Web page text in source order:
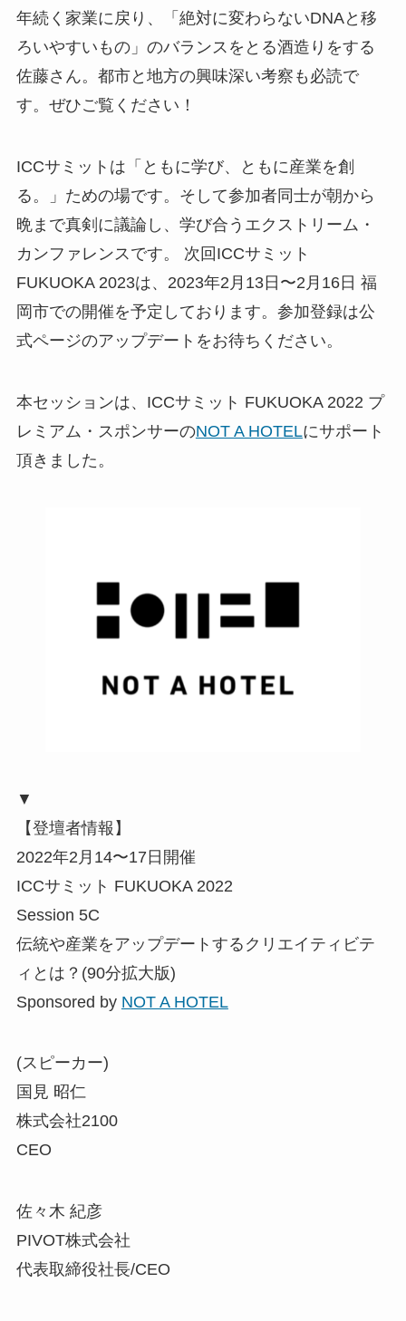
年続く家業に戻り、「絶対に変わらないDNAと移
ろいやすいもの」のバランスをとる酒造りをする
佐藤さん。都市と地方の興味深い考察も必読で
す。ぜひご覧ください！
ICCサミットは「ともに学び、ともに産業を創
る。」ための場です。そして参加者同士が朝から
晩まで真剣に議論し、学び合うエクストリーム・
カンファレンスです。 次回ICCサミット
FUKUOKA 2023は、2023年2月13日〜2月16日 福
岡市での開催を予定しております。参加登録は公
式ページのアップデートをお待ちください。
本セッションは、ICCサミット FUKUOKA 2022 プ
レミアム・スポンサーのNOT A HOTELにサポート
頂きました。
▼
【登壇者情報】
2022年2月14〜17日開催
ICCサミット FUKUOKA 2022
Session 5C
伝統や産業をアップデートするクリエイティビテ
ィとは？(90分拡大版)
Sponsored by NOT A HOTEL
(スピーカー)
国見 昭仁
株式会社2100
CEO
佐々木 紀彦
PIVOT株式会社
代表取締役社長/CEO